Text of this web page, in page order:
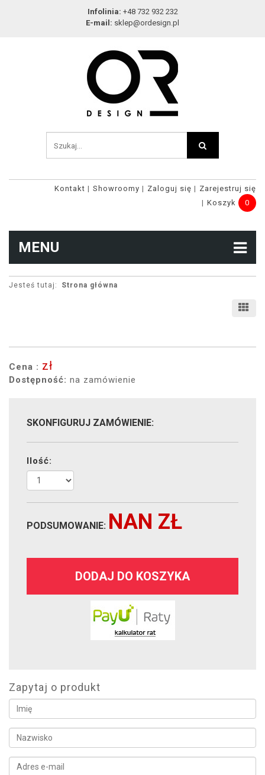
Infolinia: +48 732 932 232
E-mail: sklep@ordesign.pl
Kontakt Showroomy Zaloguj się
Zarejestruj się
Koszyk
0
MENU
Jesteś tutaj: Strona główna
Cena : zł
Dostępność: na zamówienie
SKONFIGURUJ ZAMÓWIENIE:
Ilość:
PODSUMOWANIE: NAN ZŁ
DODAJ DO KOSZYKA
Zapytaj o produkt